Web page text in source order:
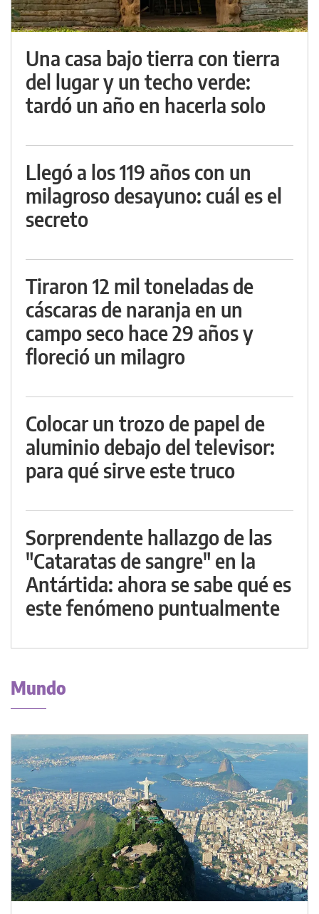
Una casa bajo tierra con tierra
del lugar y un techo verde:
tardó un año en hacerla solo
Llegó a los 119 años con un
milagroso desayuno: cuál es el
secreto
Tiraron 12 mil toneladas de
cáscaras de naranja en un
campo seco hace 29 años y
floreció un milagro
Colocar un trozo de papel de
aluminio debajo del televisor:
para qué sirve este truco
Sorprendente hallazgo de las
"Cataratas de sangre" en la
Antártida: ahora se sabe qué es
este fenómeno puntualmente
Mundo